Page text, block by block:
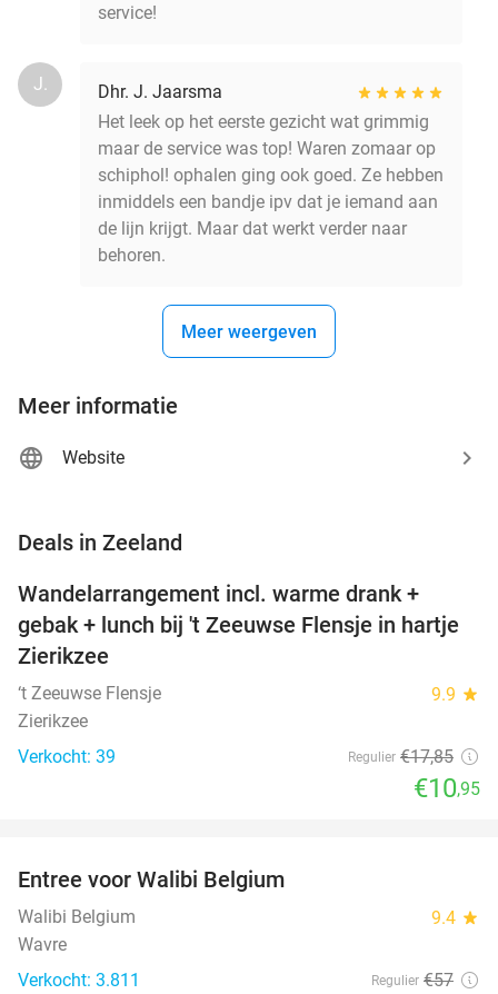
service!
J.
Dhr. J. Jaarsma
Het leek op het eerste gezicht wat grimmig
maar de service was top! Waren zomaar op
schiphol! ophalen ging ook goed. Ze hebben
inmiddels een bandje ipv dat je iemand aan
de lijn krijgt. Maar dat werkt verder naar
behoren.
Meer weergeven
Meer informatie
Website
Deals in Zeeland
TODAY
Wandelarrangement incl. warme drank +
gebak + lunch bij 't Zeeuwse Flensje in hartje
Zierikzee
‘t Zeeuwse Flensje 9.9 star
Zierikzee
Verkocht: 39
Regulier €17,85
€10,95
Entree voor Walibi Belgium
Walibi Belgium 9.4 star
Wavre
Verkocht: 3.811
Regulier €57